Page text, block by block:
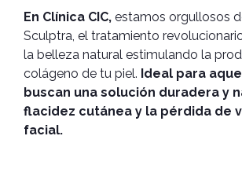
En Clínica CIC, estamos orgullosos
Sculptra, el tratamiento
la belleza natural estimulando la
colágeno de tu piel. Ideal para
buscan una solución duradera y
flacidez cutánea y la pérdida de
facial.